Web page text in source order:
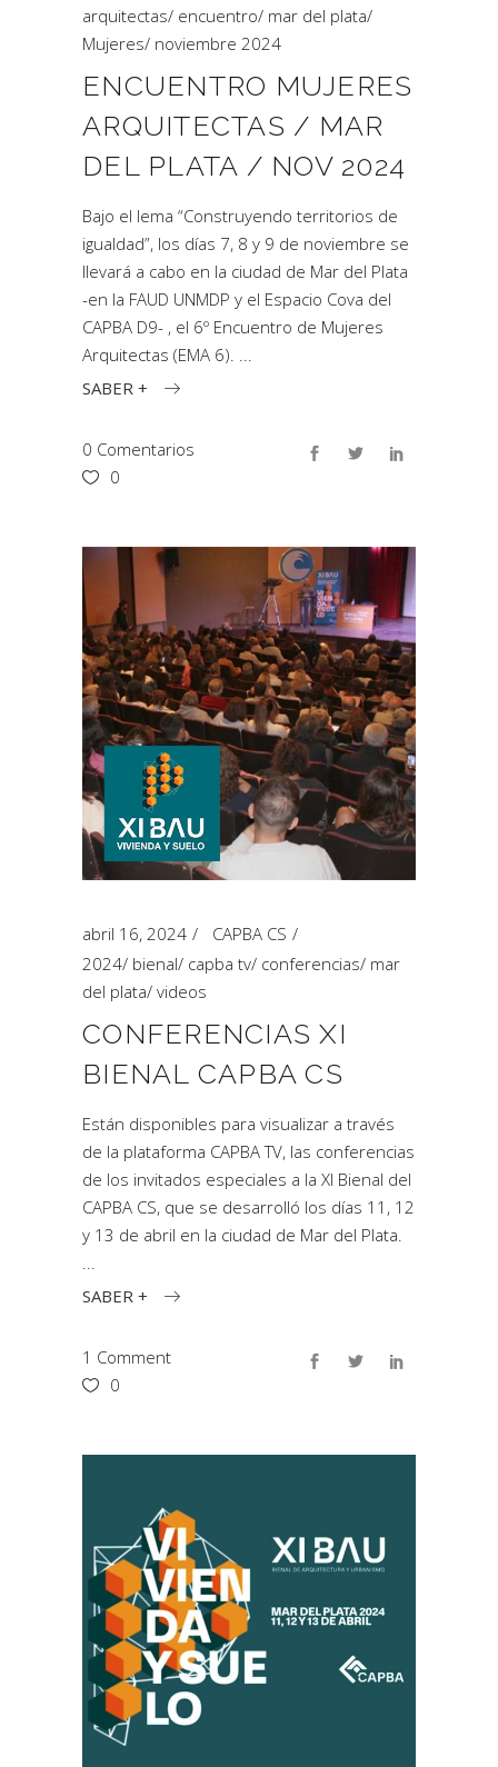
arquitectas/ encuentro/ mar del plata/
Mujeres/ noviembre 2024
ENCUENTRO MUJERES
ARQUITECTAS / MAR
DEL PLATA / NOV 2024
Bajo el lema “Construyendo territorios de
igualdad”, los días 7, 8 y 9 de noviembre se
llevará a cabo en la ciudad de Mar del Plata
-en la FAUD UNMDP y el Espacio Cova del
CAPBA D9- , el 6º Encuentro de Mujeres
Arquitectas (EMA 6).
SABER +
0 Comentarios
0
abril 16, 2024
CAPBA CS
2024/ bienal/ capba tv/ conferencias/ mar
del plata/ videos
CONFERENCIAS XI
BIENAL CAPBA CS
Están disponibles para visualizar a través
de la plataforma CAPBA TV, las conferencias
de los invitados especiales a la XI Bienal del
CAPBA CS, que se desarrolló los días 11, 12
y 13 de abril en la ciudad de Mar del Plata.
SABER +
1 Comment
0